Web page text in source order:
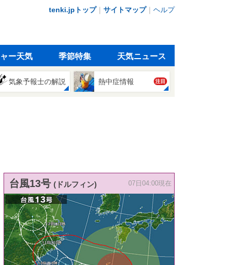
tenki.jpトップ｜ サイトマップ｜ ヘルプ
ー天気 季節特集 天気ニュース
気象予報士の解説 熱中症情報 注目
台風13号 (ドルフィン) 07日04:00現在